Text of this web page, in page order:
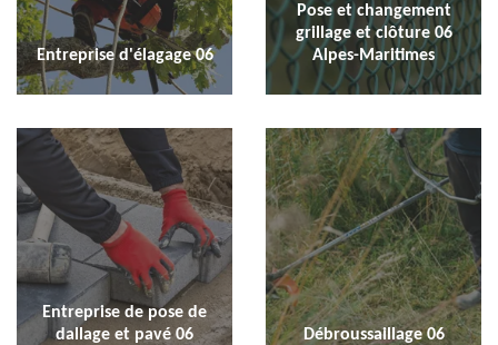
Entreprise d'élagage 06
Pose et changement
grillage et clôture 06
Alpes-Maritimes
Entreprise de pose de
dallage et pavé 06
Débroussaillage 06